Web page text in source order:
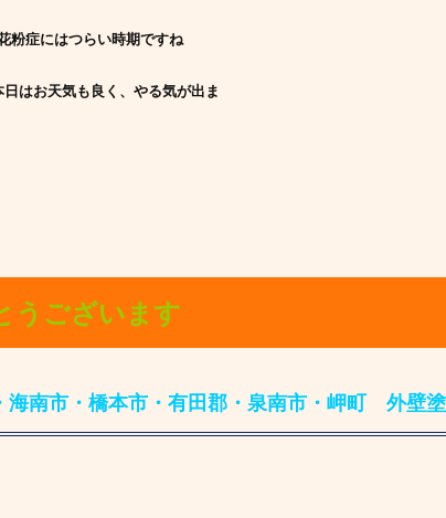
粉症にはつらい時期ですね
はお天気も良く、やる気が出ま
うございます
海南市・橋本市・有田郡・泉南市・岬町 外